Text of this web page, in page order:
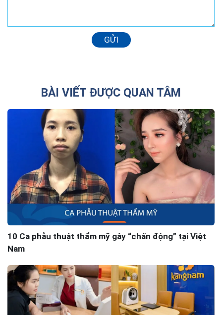
GỬI
BÀI VIẾT ĐƯỢC QUAN TÂM
10 Ca phẫu thuật thẩm mỹ gây “chấn động” tại Việt
Nam